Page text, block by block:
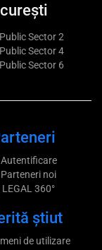
Sector 2
Sector 4
Sector 6
noi
360°
știut
de utilizare